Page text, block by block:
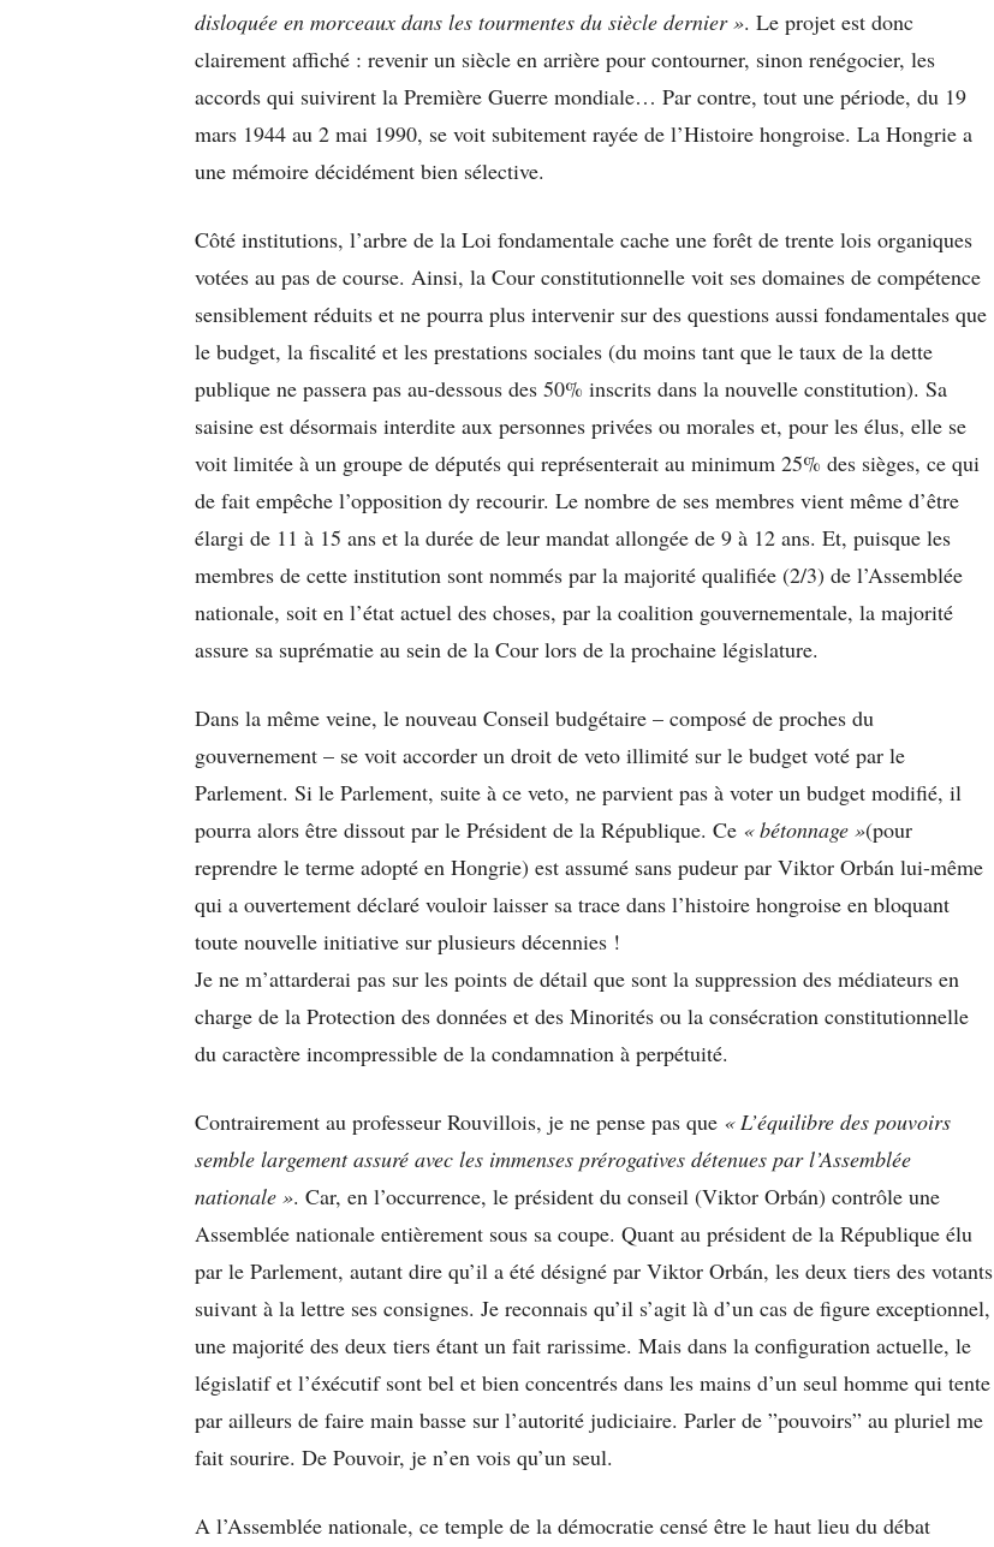
disloquée en morceaux dans les tourmentes du siècle dernier ». Le projet est donc
clairement affiché : revenir un siècle en arrière pour contourner, sinon renégocier, les
accords qui suivirent la Première Guerre mondiale… Par contre, tout une période, du 19
mars 1944 au 2 mai 1990, se voit subitement rayée de l’Histoire hongroise. La Hongrie a
une mémoire décidément bien sélective.
Côté institutions, l’arbre de la Loi fondamentale cache une forêt de trente lois organiques
votées au pas de course. Ainsi, la Cour constitutionnelle voit ses domaines de compétence
sensiblement réduits et ne pourra plus intervenir sur des questions aussi fondamentales que
le budget, la fiscalité et les prestations sociales (du moins tant que le taux de la dette
publique ne passera pas au-dessous des 50% inscrits dans la nouvelle constitution). Sa
saisine est désormais interdite aux personnes privées ou morales et, pour les élus, elle se
voit limitée à un groupe de députés qui représenterait au minimum 25% des sièges, ce qui
de fait empêche l’opposition dy recourir. Le nombre de ses membres vient même d’être
élargi de 11 à 15 ans et la durée de leur mandat allongée de 9 à 12 ans. Et, puisque les
membres de cette institution sont nommés par la majorité qualifiée (2/3) de l’Assemblée
nationale, soit en l’état actuel des choses, par la coalition gouvernementale, la majorité
assure sa suprématie au sein de la Cour lors de la prochaine législature.
Dans la même veine, le nouveau Conseil budgétaire – composé de proches du
gouvernement – se voit accorder un droit de veto illimité sur le budget voté par le
Parlement. Si le Parlement, suite à ce veto, ne parvient pas à voter un budget modifié, il
pourra alors être dissout par le Président de la République. Ce « bétonnage »(pour
reprendre le terme adopté en Hongrie) est assumé sans pudeur par Viktor Orbán lui-même
qui a ouvertement déclaré vouloir laisser sa trace dans l’histoire hongroise en bloquant
toute nouvelle initiative sur plusieurs décennies !
Je ne m’attarderai pas sur les points de détail que sont la suppression des médiateurs en
charge de la Protection des données et des Minorités ou la consécration constitutionnelle
du caractère incompressible de la condamnation à perpétuité.
Contrairement au professeur Rouvillois, je ne pense pas que « L’équilibre des pouvoirs
semble largement assuré avec les immenses prérogatives détenues par l’Assemblée
nationale ». Car, en l’occurrence, le président du conseil (Viktor Orbán) contrôle une
Assemblée nationale entièrement sous sa coupe. Quant au président de la République élu
par le Parlement, autant dire qu’il a été désigné par Viktor Orbán, les deux tiers des votants
suivant à la lettre ses consignes. Je reconnais qu’il s’agit là d’un cas de figure exceptionnel,
une majorité des deux tiers étant un fait rarissime. Mais dans la configuration actuelle, le
législatif et l’éxécutif sont bel et bien concentrés dans les mains d’un seul homme qui tente
par ailleurs de faire main basse sur l’autorité judiciaire. Parler de ”pouvoirs” au pluriel me
fait sourire. De Pouvoir, je n’en vois qu’un seul.
A l’Assemblée nationale, ce temple de la démocratie censé être le haut lieu du débat